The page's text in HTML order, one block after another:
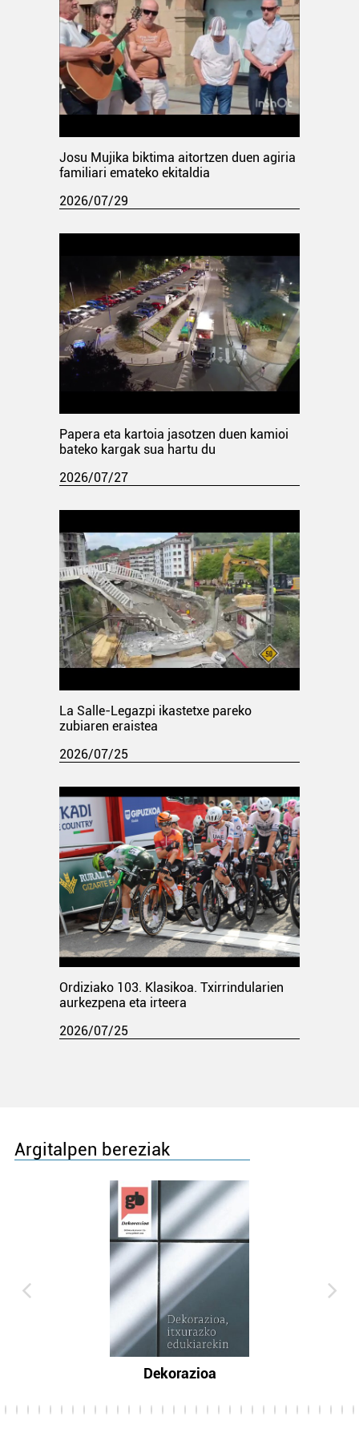
Josu Mujika biktima aitortzen duen agiria
familiari emateko ekitaldia
2026/07/29
Papera eta kartoia jasotzen duen kamioi
bateko kargak sua hartu du
2026/07/27
La Salle-Legazpi ikastetxe pareko
zubiaren eraistea
2026/07/25
Ordiziako 103. Klasikoa. Txirrindularien
aurkezpena eta irteera
2026/07/25
Argitalpen bereziak
Dekorazioa